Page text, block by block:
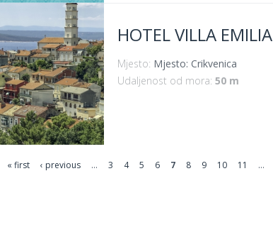
HOTEL VILLA EMILIA
Mjesto: Mjesto: Crikvenica
Udaljenost od mora: 50 m
« first ‹ previous … 3 4 5 6 7 8 9 10 11 …